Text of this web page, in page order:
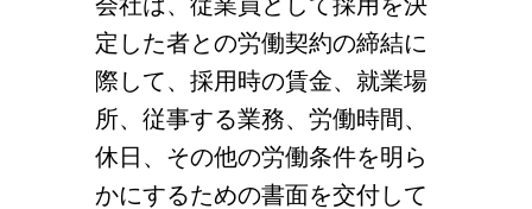
RECRUIT 採用を知る
会社説明会
体験入社のご案内
定した者との労働契約の締結に
際して、採用時の賃金、就業場
所、従事する業務、労働時間、
休日、その他の労働条件を明ら
かにするための書面を交付して